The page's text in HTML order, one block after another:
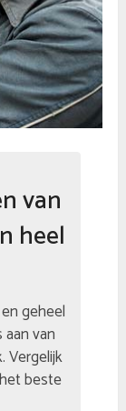
van
heel
geheel
van
Vergelijk
beste